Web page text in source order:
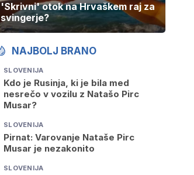
'Skrivni' otok na Hrvaškem raj za
svingerje?
NAJBOLJ BRANO
SLOVENIJA
Kdo je Rusinja, ki je bila med
nesrečo v vozilu z Natašo Pirc
Musar?
SLOVENIJA
Pirnat: Varovanje Nataše Pirc
Musar je nezakonito
SLOVENIJA